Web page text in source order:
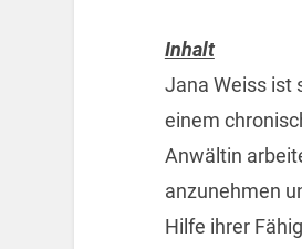
Inhalt
Jana Weiss ist
einem
Anwältin
anzunehmen
Hilfe ihrer